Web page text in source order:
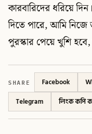
কারবারিদের ধরিয়ে
দিতে পারে, আমি নিজে
পুরস্কার পেয়ে খুশি
SHARE Facebook
Telegram
লিংক কপি